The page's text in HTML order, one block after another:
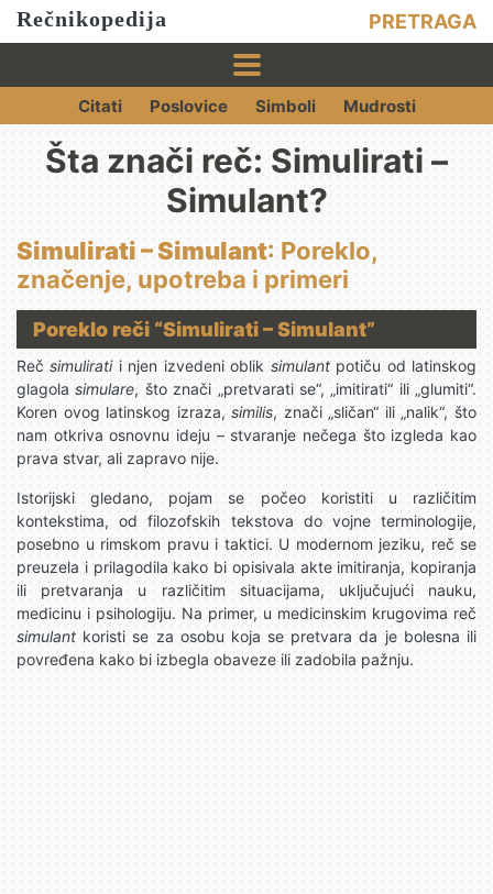
Rečnikopedija PRETRAGA
Citati Poslovice Simboli Mudrosti
Šta znači reč: Simulirati –
Simulant?
Simulirati – Simulant: Poreklo,
značenje, upotreba i primeri
Poreklo reči “Simulirati – Simulant”
Rečsimuliratii njen izvedeni obliksimulantpotiču od latinskog
glagolasimulare, što znači „pretvarati se“, „imitirati“ ili „glumiti“.
Koren ovog latinskog izraza,similis, znači „sličan“ ili „nalik“, što
nam otkriva osnovnu ideju – stvaranje nečega što izgleda kao
prava stvar, ali zapravo nije.
Istorijski gledano, pojam se počeo koristiti u različitim
kontekstima, od filozofskih tekstova do vojne terminologije,
posebno u rimskom pravu i taktici. U modernom jeziku, reč se
preuzela i prilagodila kako bi opisivala akte imitiranja, kopiranja
ili pretvaranja u različitim situacijama, uključujući nauku,
medicinu i psihologiju. Na primer, u medicinskim krugovima reč
simulant koristi se za osobu koja se pretvara da je bolesna ili
povređena kako bi izbegla obaveze ili zadobila pažnju.